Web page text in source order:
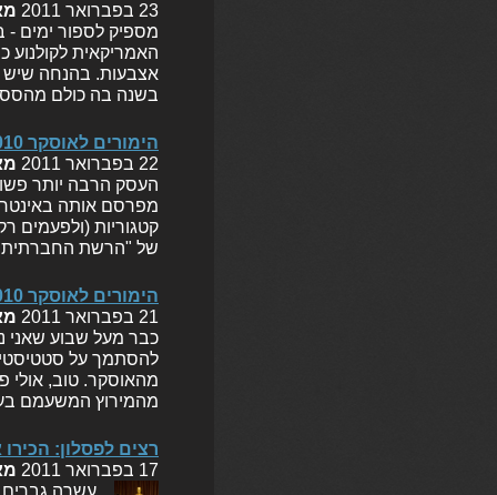
23 בפברואר 2011
האמריקאית
אצבעות. בהנחה שיש
בשנה בה כולם
הימורים לאוסקר 2010 – עופר
22 בפברואר 2011
העסק הרבה יותר
קטגוריות (ולפעמים
של "הרשת
הימורים לאוסקר 2010 – אור
21 בפברואר 2011
כבר מעל שבוע שאני
להסתמך על
מהמירוץ המשעמם
רצים לפסלון:
17 בפברואר 2011